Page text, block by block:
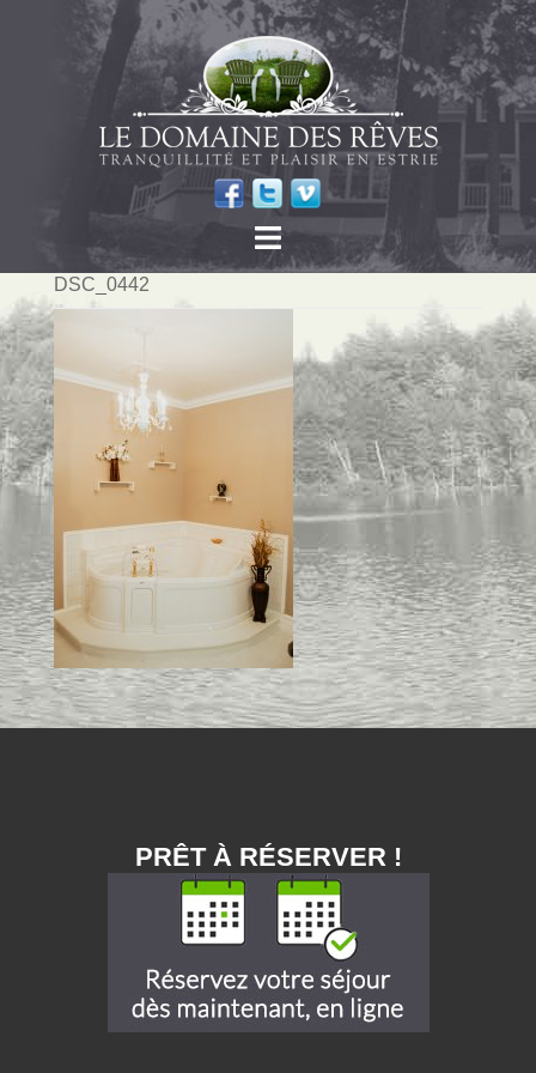
DSC_0442
PRÊT À RÉSERVER !